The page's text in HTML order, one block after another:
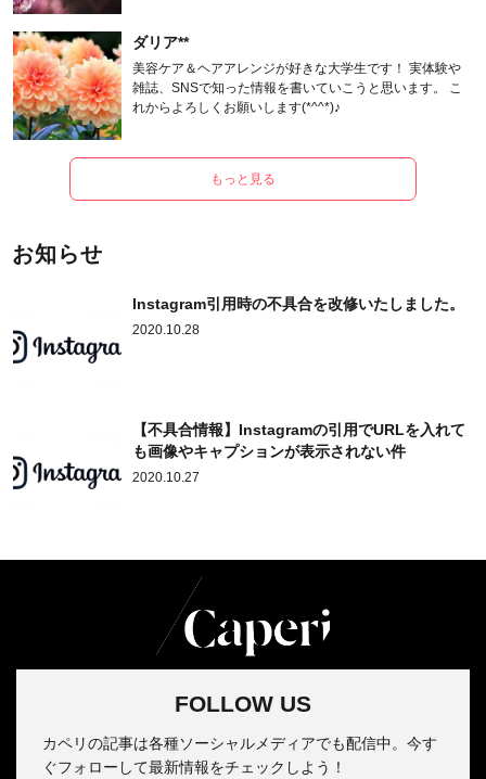
ダリア**
美容ケア＆ヘアアレンジが好きな大学生です！ 実体験や
雑誌、SNSで知った情報を書いていこうと思います。 こ
れからよろしくお願いします(*^^*)♪
もっと見る
お知らせ
Instagram引用時の不具合を改修いたしました。
2020.10.28
【不具合情報】Instagramの引用でURLを入れて
も画像やキャプションが表示されない件
2020.10.27
FOLLOW US
カペリの記事は各種ソーシャルメディアでも配信中。今す
ぐフォローして最新情報をチェックしよう！